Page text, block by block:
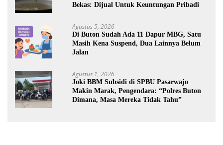
Bekas: Dijual Untuk Keuntungan Pribadi
Agustus 5, 2026
Di Buton Sudah Ada 11 Dapur MBG, Satu
Masih Kena Suspend, Dua Lainnya Belum
Jalan
Agustus 1, 2026
Joki BBM Subsidi di SPBU Pasarwajo
Makin Marak, Pengendara: “Polres Buton
Dimana, Masa Mereka Tidak Tahu”